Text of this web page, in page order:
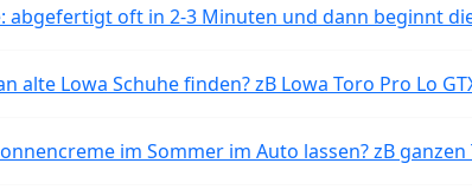
abgefertigt oft in 2-3 Minuten und dann beginnt
alte Lowa Schuhe finden? zB Lowa Toro Pro Lo
im Sommer im Auto lassen? zB